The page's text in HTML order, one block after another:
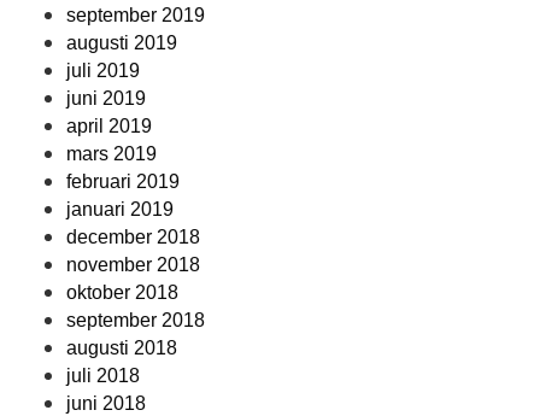
september 2019
augusti 2019
juli 2019
juni 2019
april 2019
mars 2019
februari 2019
januari 2019
december 2018
november 2018
oktober 2018
september 2018
augusti 2018
juli 2018
juni 2018